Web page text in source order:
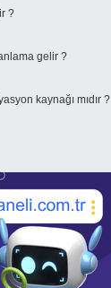
?
gelir ?
kaynağı mıdır ?